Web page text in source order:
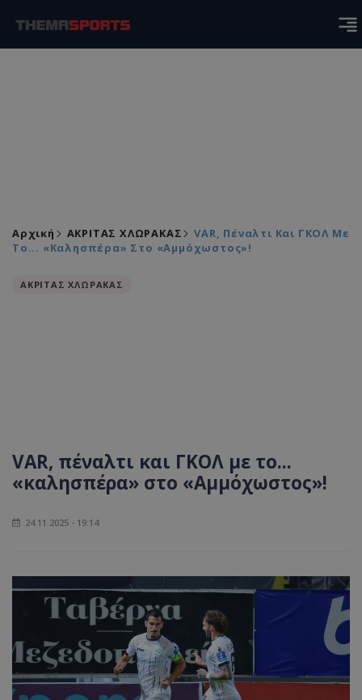
Αρχική ΑΚΡΙΤΑΣ ΧΛΩΡΑΚΑΣ
VAR, Πέναλτι Και ΓΚΟΛ Με
Το... «καλησπέρα» Στο «Αμμόχωστος»!
ΑΚΡΙΤΑΣ ΧΛΩΡΑΚΑΣ
VAR, πέναλτι και ΓΚΟΛ με το...
«καλησπέρα» στο «Αμμόχωστος»!
24.11.2025 - 19:14